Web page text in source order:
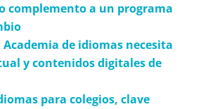
complemento a un programa
Academia de idiomas necesita
y contenidos digitales de
para colegios, clave